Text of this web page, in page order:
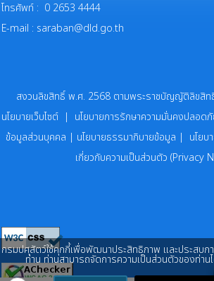
โทรศัพท์ : 0 2653 4444
E-mail : saraban@dld.go.th
สงวนลิขสิทธิ์ พ.ศ. 2568 ตามพระราชบัญญัติลิขสิ
นโยบายเว็บไซต์ | นโยบายการรักษาความมั่นคงปลอด
ข้อมูลส่วนบุคคล | นโยบายธรรมาภิบายข้อมูล | นโยบ
เกี่ยวกับความเป็นส่วนตัว (Privacy
กรมปศุสัตว์ใช้คุกกี้เพื่อพัฒนาประสิทธิภาพ และประสบกา
ท่าน ท่านสามารถจัดการความเป็นส่วนตัวของท่า